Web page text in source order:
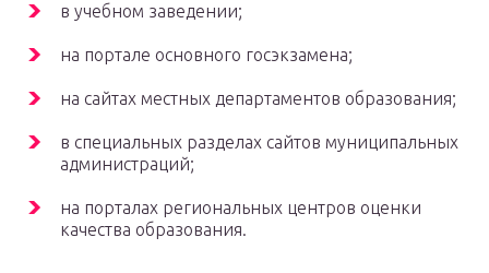
в учебном заведении;
на портале основного госэкзамена;
на сайтах местных департаментов образования;
в специальных разделах сайтов муниципальных
администраций;
на порталах региональных центров оценки
качества образования.